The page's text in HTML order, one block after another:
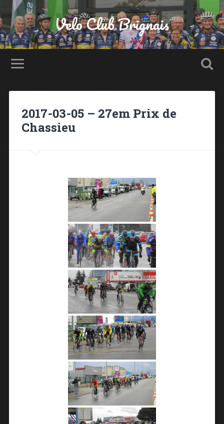
Velo Club Brignais
2017-03-05 – 27em Prix de
Chassieu